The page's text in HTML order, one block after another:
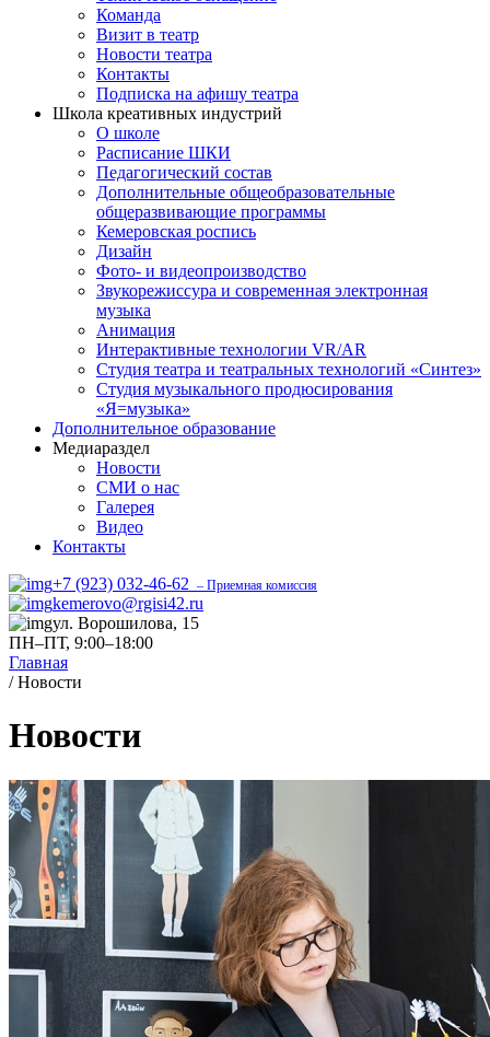
Команда
Визит в театр
Новости театра
Контакты
Подписка на афишу театра
Школа креативных индустрий
О школе
Расписание ШКИ
Педагогический состав
Дополнительные общеобразовательные
общеразвивающие программы
Кемеровская роспись
Дизайн
Фото- и видеопроизводство
Звукорежиссура и современная электронная
музыка
Анимация
Интерактивные технологии VR/AR
Студия театра и театральных технологий «Синтез»
Студия музыкального продюсирования
«Я=музыка»
Дополнительное образование
Медиараздел
Новости
СМИ о нас
Галерея
Видео
Контакты
+7 (923) 032-46-62 – Приемная комиссия
kemerovo@rgisi42.ru
ул. Ворошилова, 15
ПН–ПТ, 9:00–18:00
Главная
/ Новости
Новости